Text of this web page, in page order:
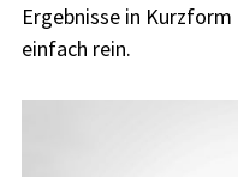
Ergebnisse in
einfach rein.